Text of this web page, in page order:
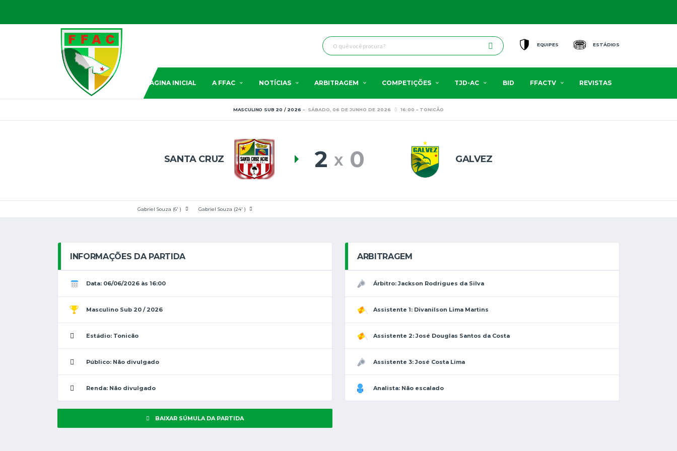
EQUIPES ESTÁDIOS
PAGINA INICIAL A FFAC NOTÍCIAS ARBITRAGEM COMPETIÇÕES TJD-AC BID FFACTV REVISTAS
MASCULINO SUB 20 / 2026 SÁBADO, 06 DE JUNHO DE 2026 16:00 TONICÃO
SANTA CRUZ 2 GALVEZ
0
Gabriel Souza (6' ) Gabriel Souza (24' )
INFORMAÇÕES DA PARTIDA
Data: 06/06/2026 às 16:00
Masculino Sub 20 / 2026
Estádio: Tonicão
Público: Não divulgado
Renda: Não divulgado
ARBITRAGEM
Árbitro: Jackson Rodrigues da Silva
Assistente 1: Divanilson Lima Martins
Assistente 2: José Douglas Santos da Costa
Assistente 3: José Costa Lima
Analista: Não escalado
BAIXAR SÚMULA DA PARTIDA